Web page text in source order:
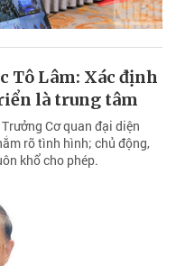
Tô Lâm: Xác định
là trung tâm
Cơ quan đại diện
rõ tình hình; chủ động,
khổ cho phép.